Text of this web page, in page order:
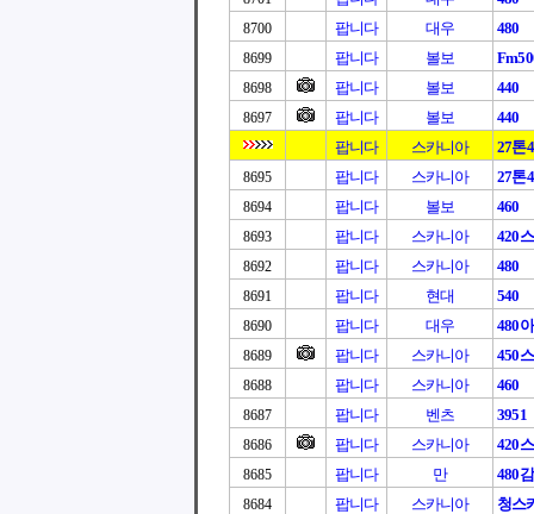
8700 팝니다 대우 480
8699 팝니다 볼보
8698 팝니다 볼보 440
8697 팝니다 볼보
440
팝니다
스카니아 27톤
8695 팝니다 스카니아 27톤
8694 팝니다 볼보 460
8693 팝니다 스카니아 420
8692 팝니다 스카니아 480
8691 팝니다 현대 540
8690 팝니다 대우 480
8689 팝니다 스카니아 450
8688 팝니다 스카니아 460
8687 팝니다 벤츠 3951
8686 팝니다 스카니아 420
8685 팝니다 만 480
8684 팝니다 스카니아 청스